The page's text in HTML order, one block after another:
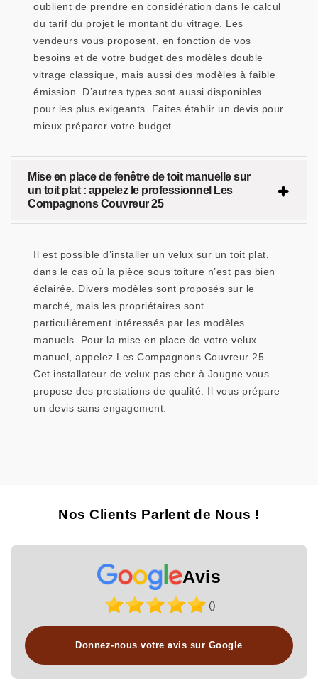
oublient de prendre en considération dans le calcul
du tarif du projet le montant du vitrage. Les
vendeurs vous proposent, en fonction de vos
besoins et de votre budget des modèles double
vitrage classique, mais aussi des modèles à faible
émission. D’autres types sont aussi disponibles
pour les plus exigeants. Faites établir un devis pour
mieux préparer votre budget.
Mise en place de fenêtre de toit manuelle sur
un toit plat : appelez le professionnel Les
Compagnons Couvreur 25
Il est possible d’installer un velux sur un toit plat,
dans le cas où la pièce sous toiture n’est pas bien
éclairée. Divers modèles sont proposés sur le
marché, mais les propriétaires sont
particulièrement intéressés par les modèles
manuels. Pour la mise en place de votre velux
manuel, appelez Les Compagnons Couvreur 25.
Cet installateur de velux pas cher à Jougne vous
propose des prestations de qualité. Il vous prépare
un devis sans engagement.
Nos Clients Parlent de Nous !
Avis
()
Donnez-nous votre avis sur Google